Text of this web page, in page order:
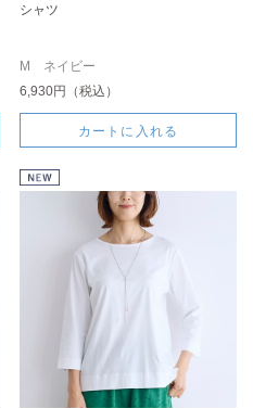
シャツ
M ネイビー
6,930円（税込）
カートに入れる